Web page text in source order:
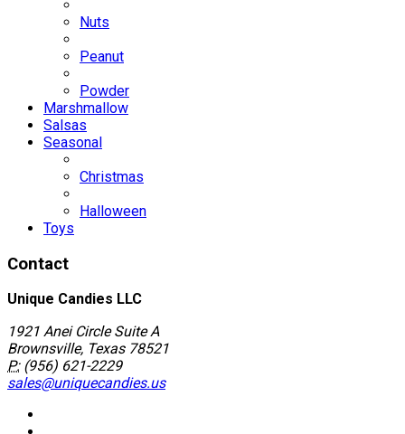
Nuts
Peanut
Powder
Marshmallow
Salsas
Seasonal
Christmas
Halloween
Toys
Contact
Unique Candies LLC
1921 Anei Circle Suite A
Brownsville, Texas 78521
P:(956) 621-2229
sales@uniquecandies.us